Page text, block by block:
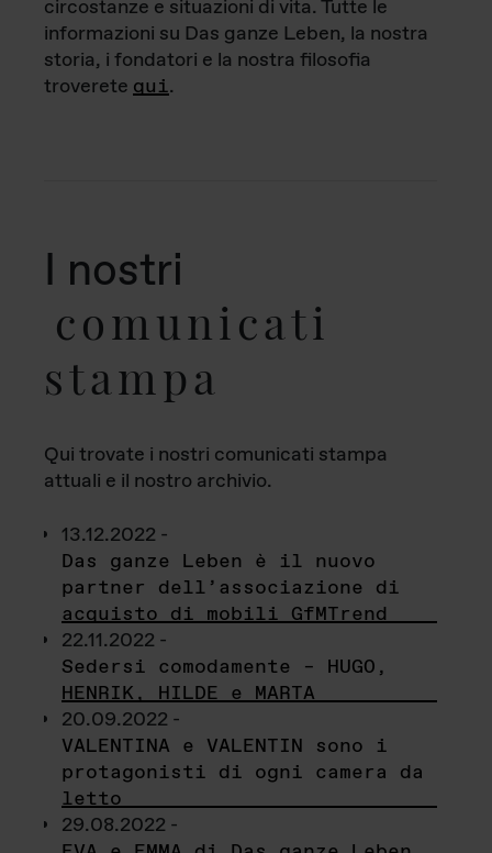
circostanze e situazioni di vita. Tutte le
informazioni su Das ganze Leben, la nostra
storia, i fondatori e la nostra filosofia
troverete qui.
I nostri
comunicati
stampa
Qui trovate i nostri comunicati stampa
attuali e il nostro archivio.
13.12.2022 -
Das ganze Leben è il nuovo
partner dell’associazione di
acquisto di mobili GfMTrend
22.11.2022 -
Sedersi comodamente – HUGO,
HENRIK, HILDE e MARTA
20.09.2022 -
VALENTINA e VALENTIN sono i
protagonisti di ogni camera da
letto
29.08.2022 -